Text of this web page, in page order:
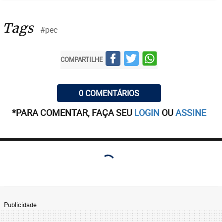
para cerca de R$ 600 bilhões. Sem força suficiente
para aprovar sua proposta na íntegra, o Planalto
possibilidade de corte ainda maior na meta de
trilhão previsto pelo ministro Paulo Guedes.
Tags #pec
COMPARTILHE
0 COMENTÁRIOS
*PARA COMENTAR, FAÇA SEU LOGIN OUASSINE
Publicidade